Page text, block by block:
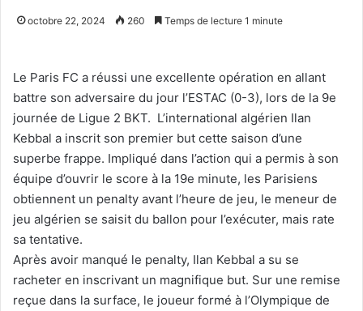
octobre 22, 2024 260 Temps de lecture 1 minute
Le Paris FC a réussi une excellente opération en allant
battre son adversaire du jour l’ESTAC (0-3), lors de la 9e
journée de Ligue 2 BKT. L’international algérien Ilan
Kebbal a inscrit son premier but cette saison d’une
superbe frappe. Impliqué dans l’action qui a permis à son
équipe d’ouvrir le score à la 19e minute, les Parisiens
obtiennent un penalty avant l’heure de jeu, le meneur de
jeu algérien se saisit du ballon pour l’exécuter, mais rate
sa tentative.
Après avoir manqué le penalty, Ilan Kebbal a su se
racheter en inscrivant un magnifique but. Sur une remise
reçue dans la surface, le joueur formé à l’Olympique de